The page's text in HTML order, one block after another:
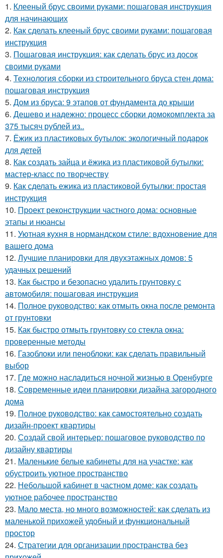
1. Клееный брус своими руками: пошаговая инструкция
для начинающих
2. Как сделать клееный брус своими руками: пошаговая
инструкция
3. Пошаговая инструкция: как сделать брус из досок
своими руками
4. Технология сборки из строительного бруса стен дома:
пошаговая инструкция
5. Дом из бруса: 9 этапов от фундамента до крыши
6. Дешево и надежно: процесс сборки домокомплекта за
375 тысяч рублей из..
7. Ёжик из пластиковых бутылок: экологичный подарок
для детей
8. Как создать зайца и ёжика из пластиковой бутылки:
мастер-класс по творчеству
9. Как сделать ежика из пластиковой бутылки: простая
инструкция
10. Проект реконструкции частного дома: основные
этапы и нюансы
11. Уютная кухня в нормандском стиле: вдохновение для
вашего дома
12. Лучшие планировки для двухэтажных домов: 5
удачных решений
13. Как быстро и безопасно удалить грунтовку с
автомобиля: пошаговая инструкция
14. Полное руководство: как отмыть окна после ремонта
от грунтовки
15. Как быстро отмыть грунтовку со стекла окна:
проверенные методы
16. Газоблоки или пеноблоки: как сделать правильный
выбор
17. Где можно насладиться ночной жизнью в Оренбурге
18. Современные идеи планировки дизайна загородного
дома
19. Полное руководство: как самостоятельно создать
дизайн-проект квартиры
20. Создай свой интерьер: пошаговое руководство по
дизайну квартиры
21. Маленькие белые кабинеты для на участке: как
обустроить уютное пространство
22. Небольшой кабинет в частном доме: как создать
уютное рабочее пространство
23. Мало места, но много возможностей: как сделать из
маленькой прихожей удобный и функциональный
простор
24. Стратегии для организации пространства без